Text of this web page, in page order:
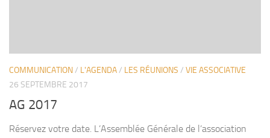
COMMUNICATION/ L'AGENDA/ LES RÉUNIONS / VIE ASSOCIATIVE
26 SEPTEMBRE 2017
AG 2017
Réservez votre date. L’Assemblée Générale de l’association